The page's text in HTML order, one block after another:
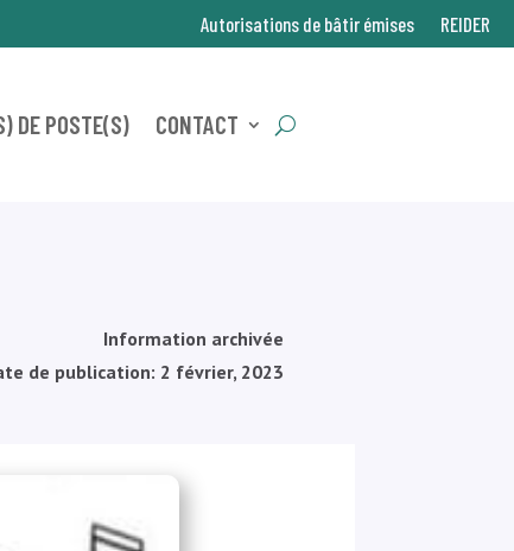
Autorisations de bâtir émises REIDER
DE POSTE(S) CONTACT
Information archivée
de publication: 2 février, 2023